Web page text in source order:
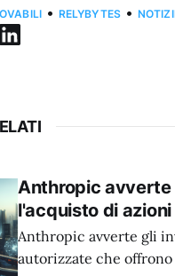
• RELYBYTES •
Anthropic
l'acquisto di azioni
Anthropic avverte gli
autorizzate che offrono